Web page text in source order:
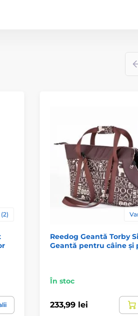
Reedog Geantă Torby
Geantă pentru câine și
În stoc
233,99 lei